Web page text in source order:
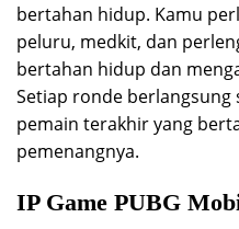
bertahan hidup. Kamu
peluru, medkit, dan
bertahan hidup dan
Setiap ronde berlangsung
pemain terakhir yang
pemenangnya.
IP Game PUBG